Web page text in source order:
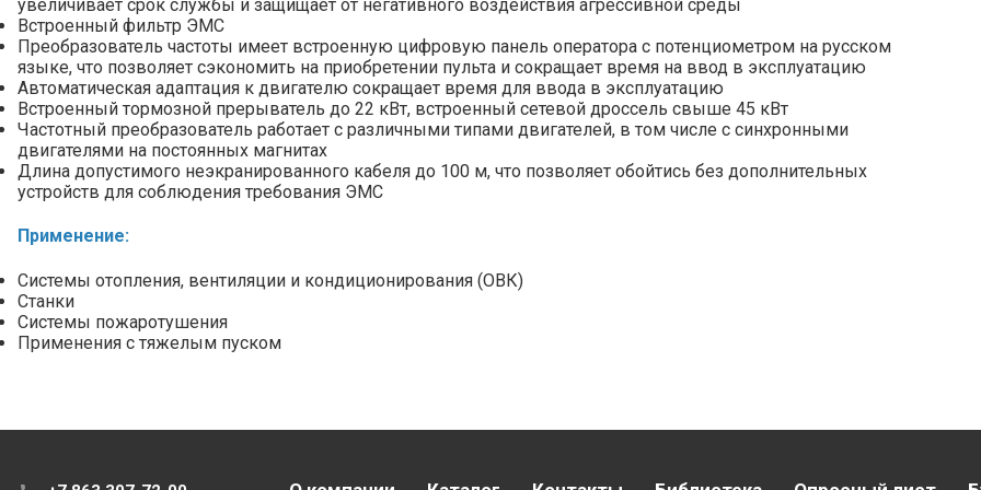
увеличивает срок службы и защищает от негативного воздействия агрессивной среды
Встроенный фильтр ЭМС
Преобразователь частоты имеет встроенную цифровую панель оператора с потенциометром на русском
языке, что позволяет сэкономить на приобретении пульта и сокращает время на ввод в эксплуатацию
Автоматическая адаптация к двигателю сокращает время для ввода в эксплуатацию
Встроенный тормозной прерыватель до 22 кВт, встроенный сетевой дроссель свыше 45 кВт
Частотный преобразователь работает с различными типами двигателей, в том числе с синхронными
двигателями на постоянных магнитах
Длина допустимого неэкранированного кабеля до 100 м, что позволяет обойтись без дополнительных
устройств для соблюдения требования ЭМС
Применение:
Системы отопления, вентиляции и кондиционирования (ОВК)
Станки
Системы пожаротушения
Применения с тяжелым пуском